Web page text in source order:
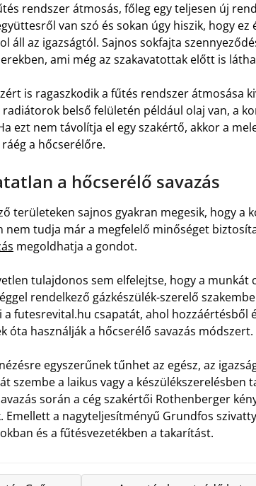
rendszer átmosás, főleg egy teljesen új
van szó és sokan úgy hiszik, hogy
áll az igazságtól. Sajnos sokfajta
ami még az szakavatottak előtt is
is ragaszkodik a fűtés rendszer átmosása
belső felületén például olaj van, a
ezt nem távolítja el egy szakértő, akkor a
a hőcserélőre.
a hőcserélő savazás
területeken sajnos gyakran megesik, hogy a
nem tudja már a megfelelő minőséget
megoldhatja a gondot.
tulajdonos sem elfelejtse, hogy a munkát
rendelkező gázkészülék-szerelő
a futesrevital.hu csapatát, ahol hozzáértésből
óta használják a hőcserélő savazás módszert.
egyszerűnek tűnhet az egész, az
szembe a laikus vagy a készülékszerelésben
során a cég szakértői Rothenberger
Emellett a nagyteljesítményű Grundfos
és a fűtésvezetékben a takarítást.